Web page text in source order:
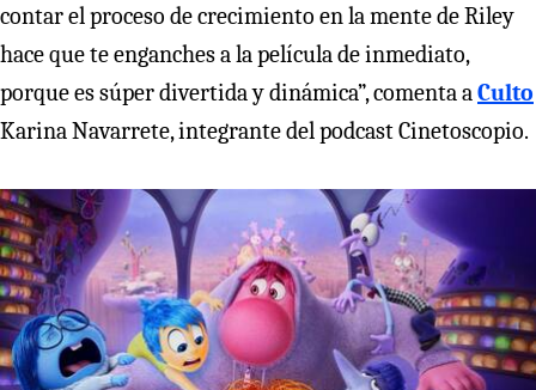
contar el proceso de crecimiento en la mente de Riley
hace que te enganches a la película de inmediato,
porque es súper divertida y dinámica”, comenta a Culto
Karina Navarrete, integrante del podcast Cinetoscopio.